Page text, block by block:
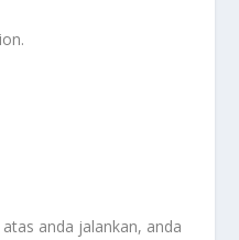
anda jalankan, anda